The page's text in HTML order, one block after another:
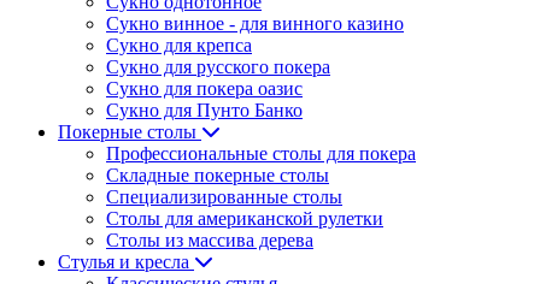
Сукно винное - для винного казино
Сукно для крепса
Сукно для русского покера
Сукно для покера оазис
Сукно для Пунто Банко
Покерные столы
Профессиональные столы для покера
Складные покерные столы
Специализированные столы
Столы для американской рулетки
Столы из массива дерева
Стулья и кресла